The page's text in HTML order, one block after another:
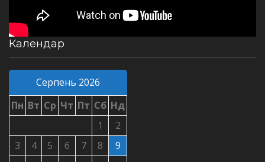
Календар
Серпень 2026
Пн Вт Ср Чт Пт Сб Нд
1
2
3
4 5 6 7 8
9